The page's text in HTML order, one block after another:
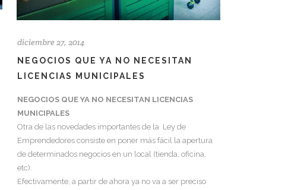
diciembre 27, 2014
NEGOCIOS QUE YA NO NECESITAN
LICENCIAS MUNICIPALES
NEGOCIOS QUE YA NO NECESITAN LICENCIAS
MUNICIPALES
Otra de las novedades importantes de la Ley de
Emprendedores consiste en poner más fácil la apertura
de determinados negocios en un local (tienda, oficina,
etc).
Efectivamente, a partir de ahora ya no va a ser preciso